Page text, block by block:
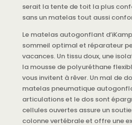
serait la tente de toit la plus
sans un matelas tout aussi
Le matelas autogonflant
sommeil optimal et réparateur
vacances. Un tissu doux, une
la mousse de polyuréthane
vous invitent à rêver. Un mal de
matelas pneumatique
articulations et le dos sont
cellules ouvertes assure un
colonne vertébrale et offre une